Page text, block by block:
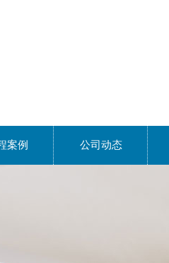
案例 公司动态